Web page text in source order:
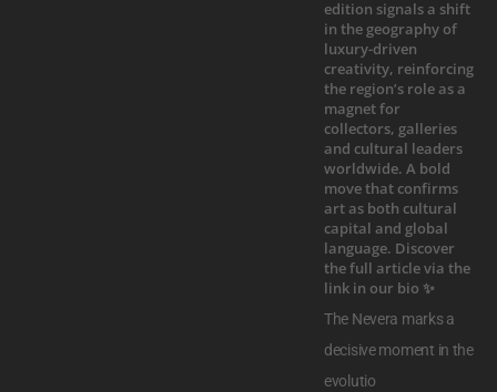
The Nevera marks a
decisive moment in the
evolutio